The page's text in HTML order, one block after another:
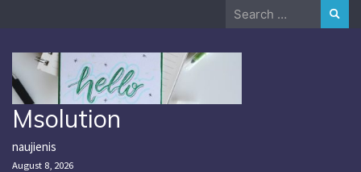
Search
Msolution
naujienis
August 8, 2026